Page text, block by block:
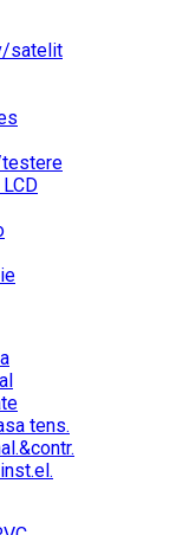
satelit
tens.